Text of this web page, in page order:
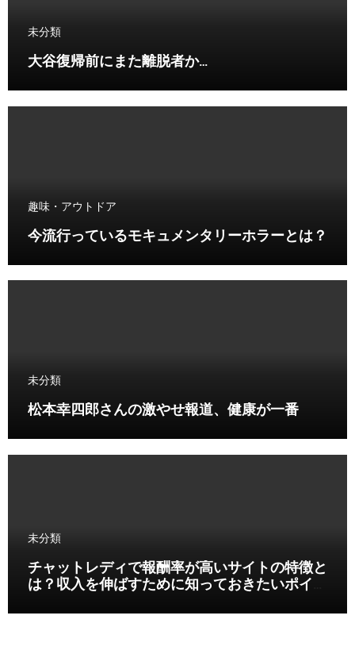
未分類
大谷復帰前にまた離脱者か…
趣味・アウトドア
今流行っているモキュメンタリーホラーとは？
未分類
松本幸四郎さんの激やせ報道、健康が一番
未分類
チャットレディで報酬率が高いサイトの特徴と
は？収入を伸ばすために知っておきたいポイン